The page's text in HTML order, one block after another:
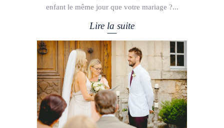
enfant le même jour que votre mariage ?
Lire la suite